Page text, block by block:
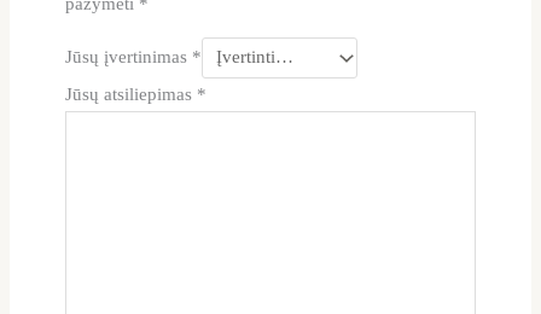
Jūsų įvertinimas *
Jūsų atsiliepimas *